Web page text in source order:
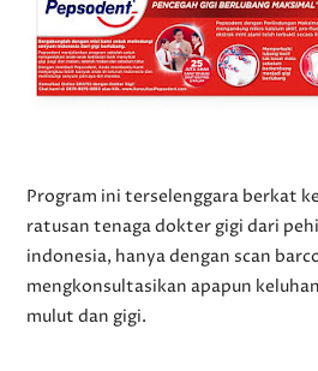
Program ini terselenggara berkat
ratusan tenaga dokter gigi dari
indonesia, hanya dengan scan
mengkonsultasikan apapun
mulut dan gigi.